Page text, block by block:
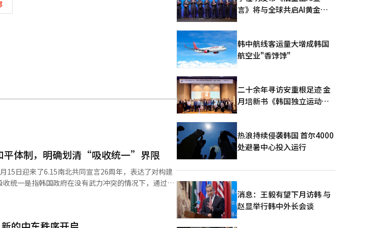
平体制，明确划清“吸收统一”界限
15日迎来了6.15南北共同宣言26周年，表达了对构建
统一是指韩国政府在没有武力冲突的情况下，通过力
言》将与全球共启AI黄金时
韩中航线客运量大增成韩国
航空业"香饽饽"
二十余年寻访安重根足迹 金
月培新书《韩国独立运动圣
热浪持续侵袭韩国 首尔4000
处避暑中心投入运行
消息：王毅有望下月访韩 与
赵显举行韩中外长会谈